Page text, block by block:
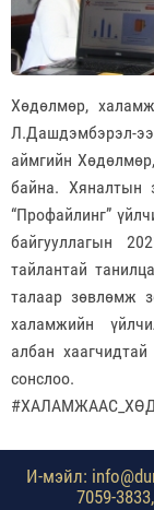
Хөдөлмөр,
Л.Дашдэмбэрэл-
аймгийн
байна. Хяналтын
“Профайлинг”
байгууллагын
тайлантай
талаар зөвлөмж
халамжийн
албан
сонслоо.
И-мэйл:
7059-